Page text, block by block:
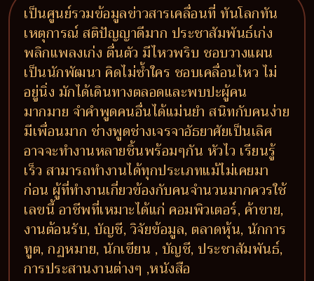
เป็นศูนย์รวมข้อมูลข่าวสารเคลื่อนที่ ทันโลกทัน
เหตุการณ์ สติปัญญาดีมาก ประชาสัมพันธ์เก่ง
พลิกแพลงเก่ง ตื่นตัว มีไหวพริบ ชอบวางแผน
เป็นนักพัฒนา คิดไม่ซ้ำใคร ชอบเคลื่อนไหว ไม่
อยู่นิ่ง มักได้เดินทางตลอดและพบปะผู้คน
มากมาย จำคำพูดคนอื่นได้แม่นยำ สนิทกับคนง่าย
มีเพื่อนมาก ช่างพูดช่างเจรจาอัธยาศัยเป็นเลิศ
อาจจะทำงานหลายชิ้นพร้อมๆกัน หัวไว เรียนรู้
เร็ว สามารถทำงานได้ทุกประเภทแม้ไม่เคยมา
ก่อน ผู้ที่ทำงานเกี่ยวข้องกับคนจำนวนมากควรใช้
เลขนี้ อาชีพที่เหมาะได้แก่ คอมพิวเตอร์, ค้าขาย,
งานต้อนรับ, บัญชี, วิจัยข้อมูล, ตลาดหุ้น, นักการ
ทูต, กฏหมาย, นักเขียน , บัญชี, ประชาสัมพันธ์,
การประสานงานต่างๆ ,หนังสือ